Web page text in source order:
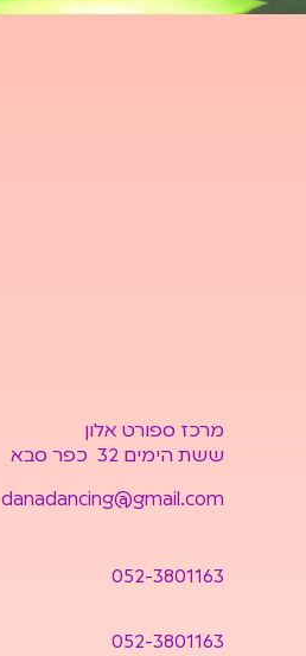
052-3801163
052-3801163
מרכז ספורט אלון
ששת הימים 32 כפר סבא
danadancing@gmail.com